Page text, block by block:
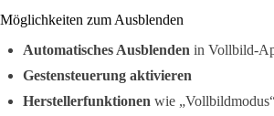
Möglichkeiten zum Ausblenden
Automatisches Ausblenden in Vollbild-
Gestensteuerung aktivieren
Herstellerfunktionen wie